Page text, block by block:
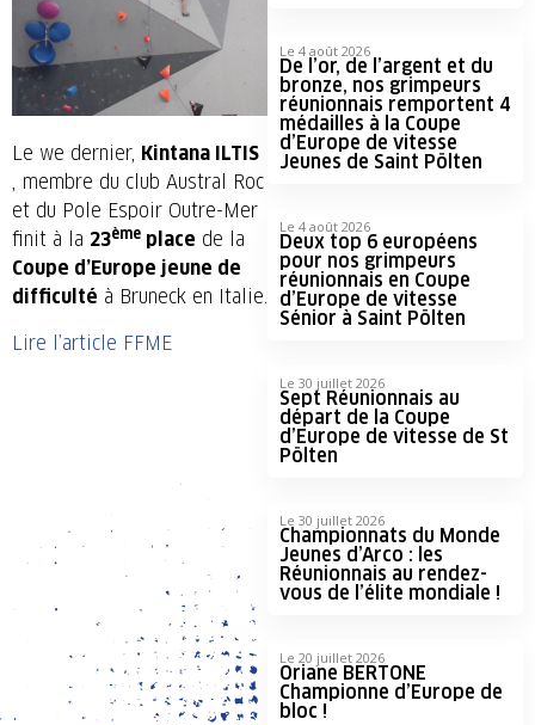
Le we dernier, Kintana ILTIS
, membre du club Austral Roc
et du Pole Espoir Outre-Mer
finit à la 23ème place de la
Coupe d’Europe jeune de
difficulté à Bruneck en Italie.
Lire l’article FFME
Le 4 août 2026
De l’or, de l’argent et du
bronze, nos grimpeurs
réunionnais remportent 4
médailles à la Coupe
d’Europe de vitesse
Jeunes de Saint Pölten
Le 4 août 2026
Deux top 6 européens
pour nos grimpeurs
réunionnais en Coupe
d’Europe de vitesse
Sénior à Saint Pölten
Le 30 juillet 2026
Sept Réunionnais au
départ de la Coupe
d’Europe de vitesse de St
Pölten
Le 30 juillet 2026
Championnats du Monde
Jeunes d’Arco : les
Réunionnais au rendez-
vous de l’élite mondiale !
Le 20 juillet 2026
Oriane BERTONE
Championne d’Europe de
bloc !